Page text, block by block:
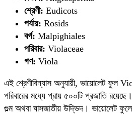
শ্রেণী: Eudicots
পর্যায়: Rosids
বর্গ: Malpighiales
পরিবার: Violaceae
গণ: Viola
এই শ্রেণীবিন্যাস অনুযায়ী, ভায়োলেট ফুল
পরিবারের মধ্যে প্রায় ৫০০টি প্রজাতি
গুল্ম অথবা ঘাসজাতীয় উদ্ভিদ। ভায়োলেট